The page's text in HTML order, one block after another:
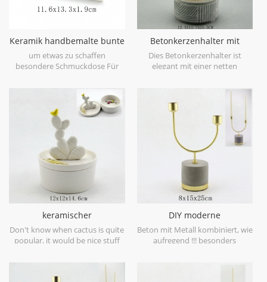
Keramik handbemalte bunte
Trinket Gericht
um etwas zu schaffen
besondere Schmuckdose Für
Schmuckschatullen gemacht.
Keramik handbemalte bunte
Trinket Gericht mit mehreren
geometrischen Formen.
Betonkerzenhalter mit
Glasschirm und weiß
lackierter Linie
Dies Betonkerzenhalter ist
elegant mit einer netten
Hand deboss weiße Linie
keramischer
Kaktusringhalter mit
Behälter
Don't know when cactus is quite
popular, it would be nice stuff
Sammlung im Schmucklager.
DIY moderne
Betonkerzenhalter
Beton mit Metall kombiniert, wie
aufregend !!! besonders